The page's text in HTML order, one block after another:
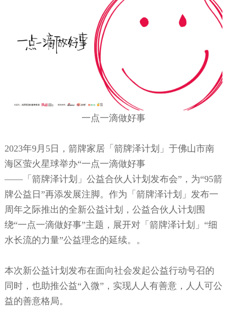
一点一滴做好事
2023年9月5日，箭牌家居「箭牌泽计划」于佛山市南
海区萤火星球举办“一点一滴做好事
——「箭牌泽计划」公益合伙人计划发布会”，为“95箭
牌公益日”再添发展注脚。作为「箭牌泽计划」发布一
周年之际推出的全新公益计划，公益合伙人计划围
绕“一点一滴做好事”主题，展开对「箭牌泽计划」“细
水长流的力量”公益理念的延续。。
本次新公益计划发布在面向社会发起公益行动号召的
同时，也助推公益“入微”，实现人人有善意，人人可公
益的善意格局。